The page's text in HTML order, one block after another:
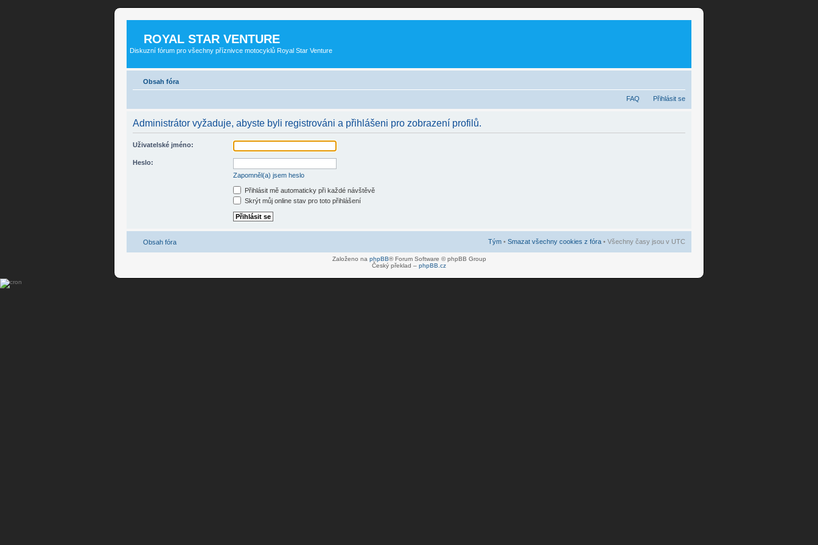
ROYAL STAR VENTURE
Diskuzní fórum pro všechny příznivce motocyklů Royal Star Venture
Obsah fóra
FAQ Přihlásit se
Administrátor vyžaduje, abyste byli registrováni a přihlášeni pro zobrazení profilů.
Uživatelské jméno:
Heslo:
Zapomněl(a) jsem heslo
Přihlásit mě automaticky při každé návštěvě
Skrýt můj online stav pro toto přihlášení
Obsah fóra Tým • Smazat všechny cookies z fóra • Všechny časy jsou v UTC
Založeno na phpBB® Forum Software © phpBB Group
Český překlad – phpBB.cz